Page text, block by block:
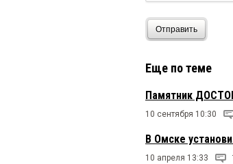
Отправить
Еще по теме
Памятник
10 сентября 10:30
В Омске
10 апреля 13:33